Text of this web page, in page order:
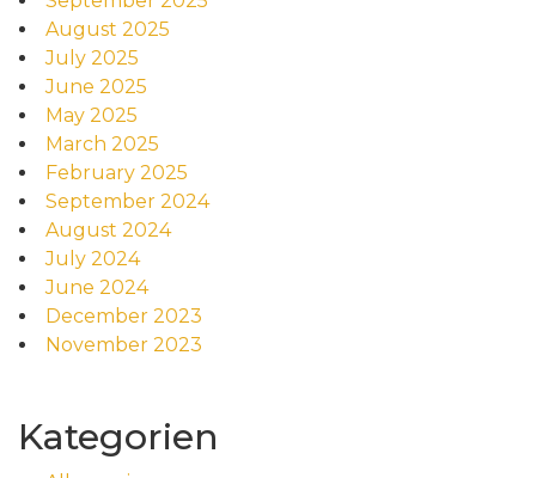
August 2025
July 2025
June 2025
May 2025
March 2025
February 2025
September 2024
August 2024
July 2024
June 2024
December 2023
November 2023
Kategorien